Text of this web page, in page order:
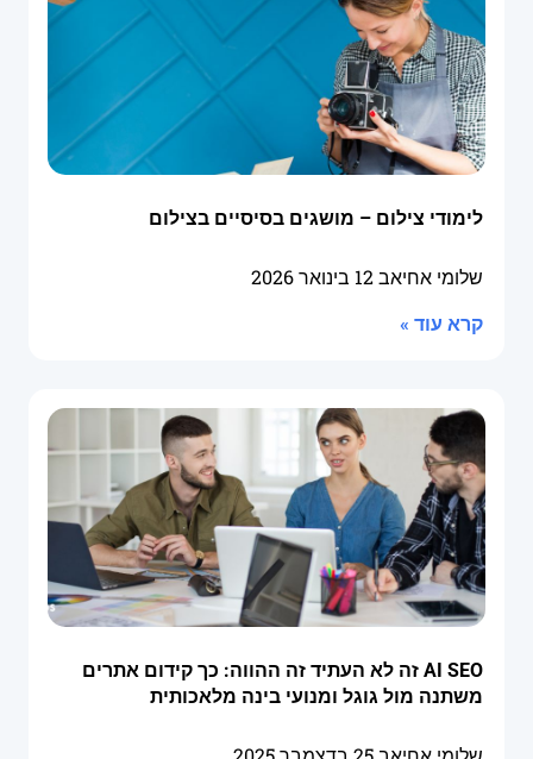
לימודי צילום – מושגים בסיסיים בצילום
שלומי אחיאב12 בינואר 2026
קרא עוד »
AI SEO זה לא העתיד זה ההווה: כך קידום אתרים
משתנה מול גוגל ומנועי בינה מלאכותית